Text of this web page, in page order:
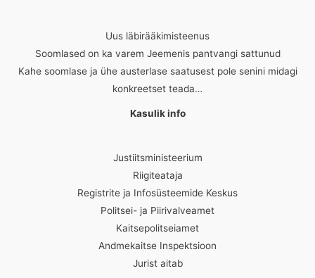
Uus läbirääkimisteenus
Soomlased on ka varem Jeemenis pantvangi sattunud
Kahe soomlase ja ühe austerlase saatusest pole senini midagi
konkreetset teada…
Kasulik info
Justiitsministeerium
Riigiteataja
Registrite ja Infosüsteemide Keskus
Politsei- ja Piirivalveamet
Kaitsepolitseiamet
Andmekaitse Inspektsioon
Jurist aitab